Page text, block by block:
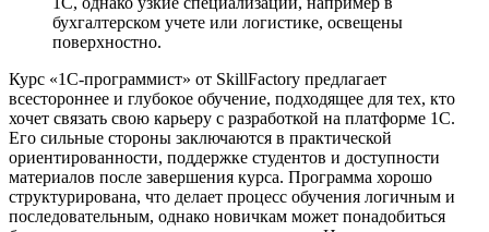
бухгалтерском учете или логистике, освещены
поверхностно.
Курс «1С-программист» от SkillFactory предлагает
всестороннее и глубокое обучение, подходящее для тех, кто
хочет связать свою карьеру с разработкой на платформе 1С.
Его сильные стороны заключаются в практической
ориентированности, поддержке студентов и доступности
материалов после завершения курса. Программа хорошо
структурирована, что делает процесс обучения логичным и
последовательным, однако новичкам может понадобиться